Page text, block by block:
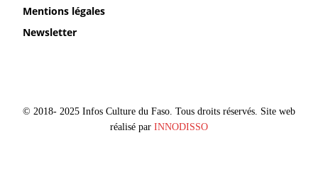
Mentions légales
Newsletter
© 2018- 2025 Infos Culture du Faso. Tous droits réservés. Site web
réalisé par INNODISSO